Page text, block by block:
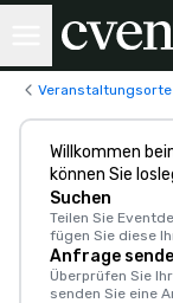
Veranstaltungsorte
Willkommen
können Sie
Suchen
Teilen Sie
fügen Sie diese
Anfrage
Überprüfen Sie
senden Sie eine